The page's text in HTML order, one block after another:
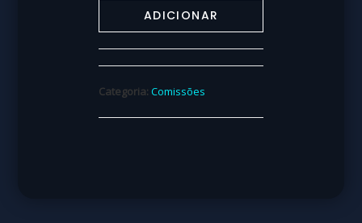
ADICIONAR
Categoria:Comissões